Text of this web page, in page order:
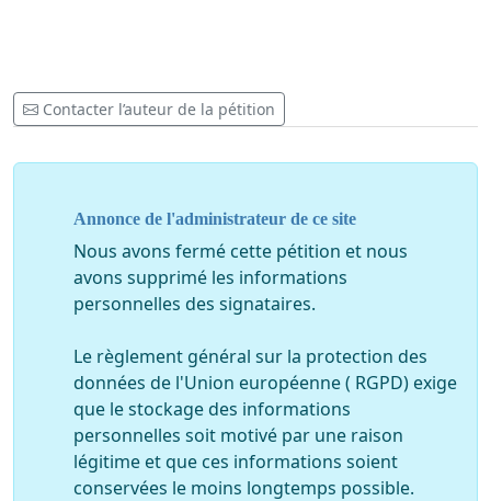
et àla Ville de Marseilleun projet alternatif :
- Tout d’abord préempter le terrain, puis créer un
ESPACEdédié àla MER(tel qu’un marché artisanal avec
parking réduit aux clients et visiteurs de cet espace.
- Cet espace serait essentiellement tourné vers les
Métiersde la Meren partenariat avec toutes les écoles
spécialisées sur ce sujet (dans le secteur ce n’est pas ce
Musée de la Mer et de nos Calanques,
- Unespace d’accueilpour le transit des élèves et
des groupes qui vont aller visiter le Parc National des
Calanques,
Contacter l’auteur de la pétition
Annonce de l'administrateur de ce site
Nous avons fermé cette pétition et nous
avons supprimé les informations
personnelles des signataires.
Le règlement général sur la protection des
données de l'Union européenne ( RGPD) exige
que le stockage des informations
personnelles soit motivé par une raison
légitime et que ces informations soient
conservées le moins longtemps possible.